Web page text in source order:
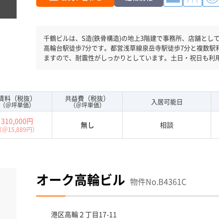
千鶴ビルは、S造(鉄骨構造)の地上3階建で事務所、店舗として使用可能です。
高輪台駅徒歩7分です。都営浅草線泉岳寺駅徒歩7分と複数
ますので、耐震性がしっかりとしています。土日・祝日も
料（税抜）
＠坪単価）
共益費（税抜）
（＠坪単価） 入居可能日
310,000円
15,889円） 無し 相談
オーク高輪ビル 物件No.B4361C
港区高輪２丁目17-11